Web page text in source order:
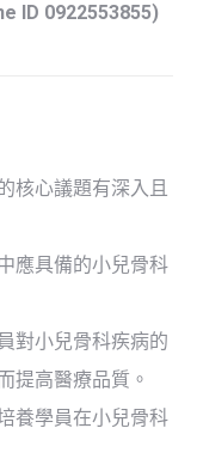
ID 0922553855)
核心議題有深入且
應具備的小兒骨科
對小兒骨科疾病的
提高醫療品質。
養學員在小兒骨科